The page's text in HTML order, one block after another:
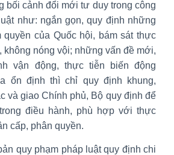
bối cảnh đổi mới tư duy trong công
như: ngắn gọn, quy định những
quyền của Quốc hội, bám sát thực
không nóng vội; những vấn đề mới,
vận động, thực tiễn biến động
ổn định thì chỉ quy định khung,
và giao Chính phủ, Bộ quy định để
điều hành, phù hợp với thực
cấp, phân quyền.
quy phạm pháp luật quy định chi